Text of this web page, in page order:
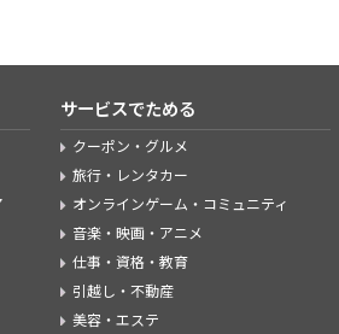
サービスでためる
クーポン・グルメ
旅行・レンタカー
オンラインゲーム・コミュニティ
音楽・映画・アニメ
仕事・資格・教育
引越し・不動産
美容・エステ